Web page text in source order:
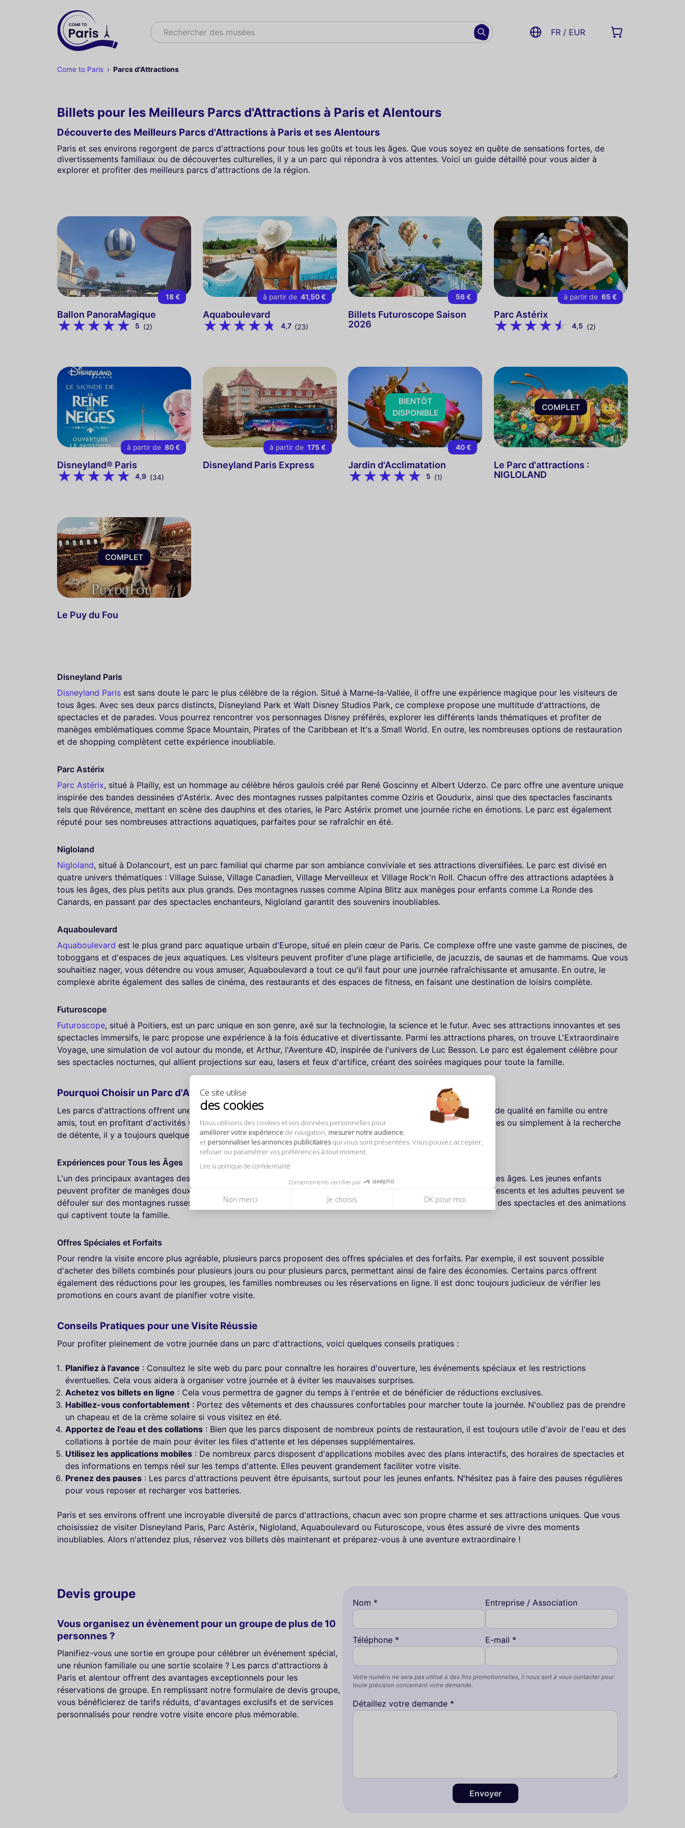
Ce site utilise
des cookies
Nous utilisons des cookies et vos données personnelles pour
améliorer votre expérience de navigation, mesurer notre audience,
et personnaliser les annonces publicitairesqui vous sont présentées. Vous pouvez accepter,
refuser ou paramétrer vos préférences à tout moment.
Lire la politique de confidentialité
Consentements certifiés par
Non merci Je choisis OK pour moi
Rechercher
Rechercher des mu FR / EUR
Come to Paris Parcs d'Attractions
Billets pour les Meilleurs Parcs d'Attractions à Paris et Alentours
Découverte des Meilleurs Parcs d'Attractions à Paris et ses Alentours
Paris et ses environs regorgent de parcs d'attractions pour tous les goûts et tous les âges. Que vous soyez en quête de sensations fortes, de
divertissements familiaux ou de découvertes culturelles, il y a un parc qui répondra à vos attentes. Voici un guide détaillé pour vous aider à
explorer et profiter des meilleurs parcs d'attractions de la région.
18 €
Ballon PanoraMagique
5 (2)
à partir de 41,50 €
Aquaboulevard
4,7 (23)
56 €
Billets Futuroscope Saison
2026
à partir de 65 €
Parc Astérix
4,5 (2)
à partir de 80 €
Disneyland® Paris
4,9 (34)
à partir de 175 €
Disneyland Paris Express
BIENTÔT
DISPONIBLE
40 €
Jardin d'Acclimatation
5 (1)
COMPLET
Le Parc d'attractions :
NIGLOLAND
COMPLET
Le Puy du Fou
Disneyland Paris
Disneyland Paris est sans doute le parc le plus célèbre de la région. Situé à Marne-la-Vallée, il offre une expérience magique pour les visiteurs de
tous âges. Avec ses deux parcs distincts, Disneyland Park et Walt Disney Studios Park, ce complexe propose une multitude d'attractions, de
spectacles et de parades. Vous pourrez rencontrer vos personnages Disney préférés, explorer les différents lands thématiques et profiter de
manèges emblématiques comme Space Mountain, Pirates of the Caribbean et It's a Small World. En outre, les nombreuses options de restauration
et de shopping complètent cette expérience inoubliable.
Parc Astérix
Parc Astérix, situé à Plailly, est un hommage au célèbre héros gaulois créé par René Goscinny et Albert Uderzo. Ce parc offre une aventure unique
inspirée des bandes dessinées d'Astérix. Avec des montagnes russes palpitantes comme Oziris et Goudurix, ainsi que des spectacles fascinants
tels que Révérence, mettant en scène des dauphins et des otaries, le Parc Astérix promet une journée riche en émotions. Le parc est également
réputé pour ses nombreuses attractions aquatiques, parfaites pour se rafraîchir en été.
Nigloland
Nigloland, situé à Dolancourt, est un parc familial qui charme par son ambiance conviviale et ses attractions diversifiées. Le parc est divisé en
quatre univers thématiques : Village Suisse, Village Canadien, Village Merveilleux et Village Rock'n Roll. Chacun offre des attractions adaptées à
tous les âges, des plus petits aux plus grands. Des montagnes russes comme Alpina Blitz aux manèges pour enfants comme La Ronde des
Canards, en passant par des spectacles enchanteurs, Nigloland garantit des souvenirs inoubliables.
Aquaboulevard
Aquaboulevard est le plus grand parc aquatique urbain d'Europe, situé en plein cœur de Paris. Ce complexe offre une vaste gamme de piscines, de
toboggans et d'espaces de jeux aquatiques. Les visiteurs peuvent profiter d'une plage artificielle, de jacuzzis, de saunas et de hammams. Que vous
souhaitiez nager, vous détendre ou vous amuser, Aquaboulevard a tout ce qu'il faut pour une journée rafraîchissante et amusante. En outre, le
complexe abrite également des salles de cinéma, des restaurants et des espaces de fitness, en faisant une destination de loisirs complète.
Futuroscope
Futuroscope, situé à Poitiers, est un parc unique en son genre, axé sur la technologie, la science et le futur. Avec ses attractions innovantes et ses
spectacles immersifs, le parc propose une expérience à la fois éducative et divertissante. Parmi les attractions phares, on trouve L'Extraordinaire
Voyage, une simulation de vol autour du monde, et Arthur, l'Aventure 4D, inspirée de l'univers de Luc Besson. Le parc est également célèbre pour
ses spectacles nocturnes, qui allient projections sur eau, lasers et feux d'artifice, créant des soirées magiques pour toute la famille.
Pourquoi Choisir un Parc d'Attractions ?
Les parcs d'attractions offrent une évasion parfaite de la routine quotidienne. Ils permettent de passer du temps de qualité en famille ou entre
amis, tout en profitant d'activités variées. Que vous soyez amateur de sensations fortes, de découvertes culturelles ou simplement à la recherche
de détente, il y a toujours quelque chose pour vous dans ces parcs.
Expériences pour Tous les Âges
L'un des principaux avantages des parcs d'attractions est leur capacité à offrir des expériences adaptées à tous les âges. Les jeunes enfants
peuvent profiter de manèges doux et de rencontres avec des personnages de contes de fées, tandis que les adolescents et les adultes peuvent se
défouler sur des montagnes russes et des attractions à sensations fortes. De plus, de nombreux parcs proposent des spectacles et des animations
qui captivent toute la famille.
Offres Spéciales et Forfaits
Pour rendre la visite encore plus agréable, plusieurs parcs proposent des offres spéciales et des forfaits. Par exemple, il est souvent possible
d'acheter des billets combinés pour plusieurs jours ou pour plusieurs parcs, permettant ainsi de faire des économies. Certains parcs offrent
également des réductions pour les groupes, les familles nombreuses ou les réservations en ligne. Il est donc toujours judicieux de vérifier les
promotions en cours avant de planifier votre visite.
Conseils Pratiques pour une Visite Réussie
Pour profiter pleinement de votre journée dans un parc d'attractions, voici quelques conseils pratiques :
Planifiez à l'avance : Consultez le site web du parc pour connaître les horaires d'ouverture, les événements spéciaux et les restrictions
éventuelles. Cela vous aidera à organiser votre journée et à éviter les mauvaises surprises.
Achetez vos billets en ligne : Cela vous permettra de gagner du temps à l'entrée et de bénéficier de réductions exclusives.
Habillez-vous confortablement : Portez des vêtements et des chaussures confortables pour marcher toute la journée. N'oubliez pas de prendre
un chapeau et de la crème solaire si vous visitez en été.
Apportez de l'eau et des collations : Bien que les parcs disposent de nombreux points de restauration, il est toujours utile d'avoir de l'eau et des
collations à portée de main pour éviter les files d'attente et les dépenses supplémentaires.
Utilisez les applications mobiles : De nombreux parcs disposent d'applications mobiles avec des plans interactifs, des horaires de spectacles et
des informations en temps réel sur les temps d'attente. Elles peuvent grandement faciliter votre visite.
Prenez des pauses : Les parcs d'attractions peuvent être épuisants, surtout pour les jeunes enfants. N'hésitez pas à faire des pauses régulières
pour vous reposer et recharger vos batteries.
Paris et ses environs offrent une incroyable diversité de parcs d'attractions, chacun avec son propre charme et ses attractions uniques. Que vous
choisissiez de visiter Disneyland Paris, Parc Astérix, Nigloland, Aquaboulevard ou Futuroscope, vous êtes assuré de vivre des moments
inoubliables. Alors n'attendez plus, réservez vos billets dès maintenant et préparez-vous à une aventure extraordinaire !
Devis groupe
Vous organisez un évènement pour un groupe de plus de 10
personnes ?
Planifiez-vous une sortie en groupe pour célébrer un événement spécial,
une réunion familiale ou une sortie scolaire ? Les parcs d'attractions à
Paris et alentour offrent des avantages exceptionnels pour les
réservations de groupe. En remplissant notre formulaire de devis groupe,
vous bénéficierez de tarifs réduits, d'avantages exclusifs et de services
personnalisés pour rendre votre visite encore plus mémorable.
Nom * Entreprise / Association
Téléphone * E-mail *
Votre numéro ne sera pas utilisé à des fins promotionnelles, il nous sert à vous contacter pour
toute précision concernant votre demande.
Détaillez votre demande *
Envoyer